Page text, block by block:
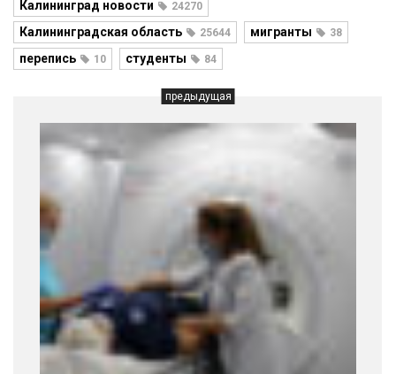
Калининград новости 24270
Калининградская область 25644 мигранты 38
перепись 10 студенты 84
предыдущая